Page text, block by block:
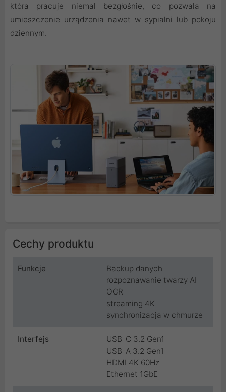
która pracuje niemal bezgłośnie, co pozwala na
umieszczenie urządzenia nawet w sypialni lub pokoju
dziennym.
Cechy produktu
Funkcje
Backup danych
rozpoznawanie twarzy AI
OCR
streaming 4K
synchronizacja w chmurze
Interfejs
USB-C 3.2 Gen1
USB-A 3.2 Gen1
HDMI 4K 60Hz
Ethernet 1GbE